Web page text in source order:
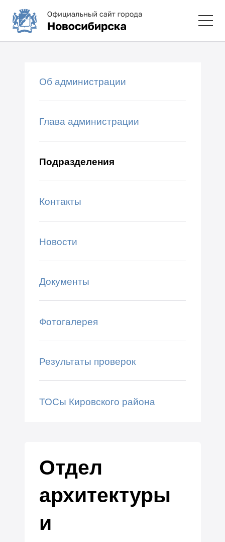
Об администрации
Глава администрации
Подразделения
Контакты
Новости
Документы
Фотогалерея
Результаты проверок
ТОСы Кировского района
Отдел
архитектуры
и